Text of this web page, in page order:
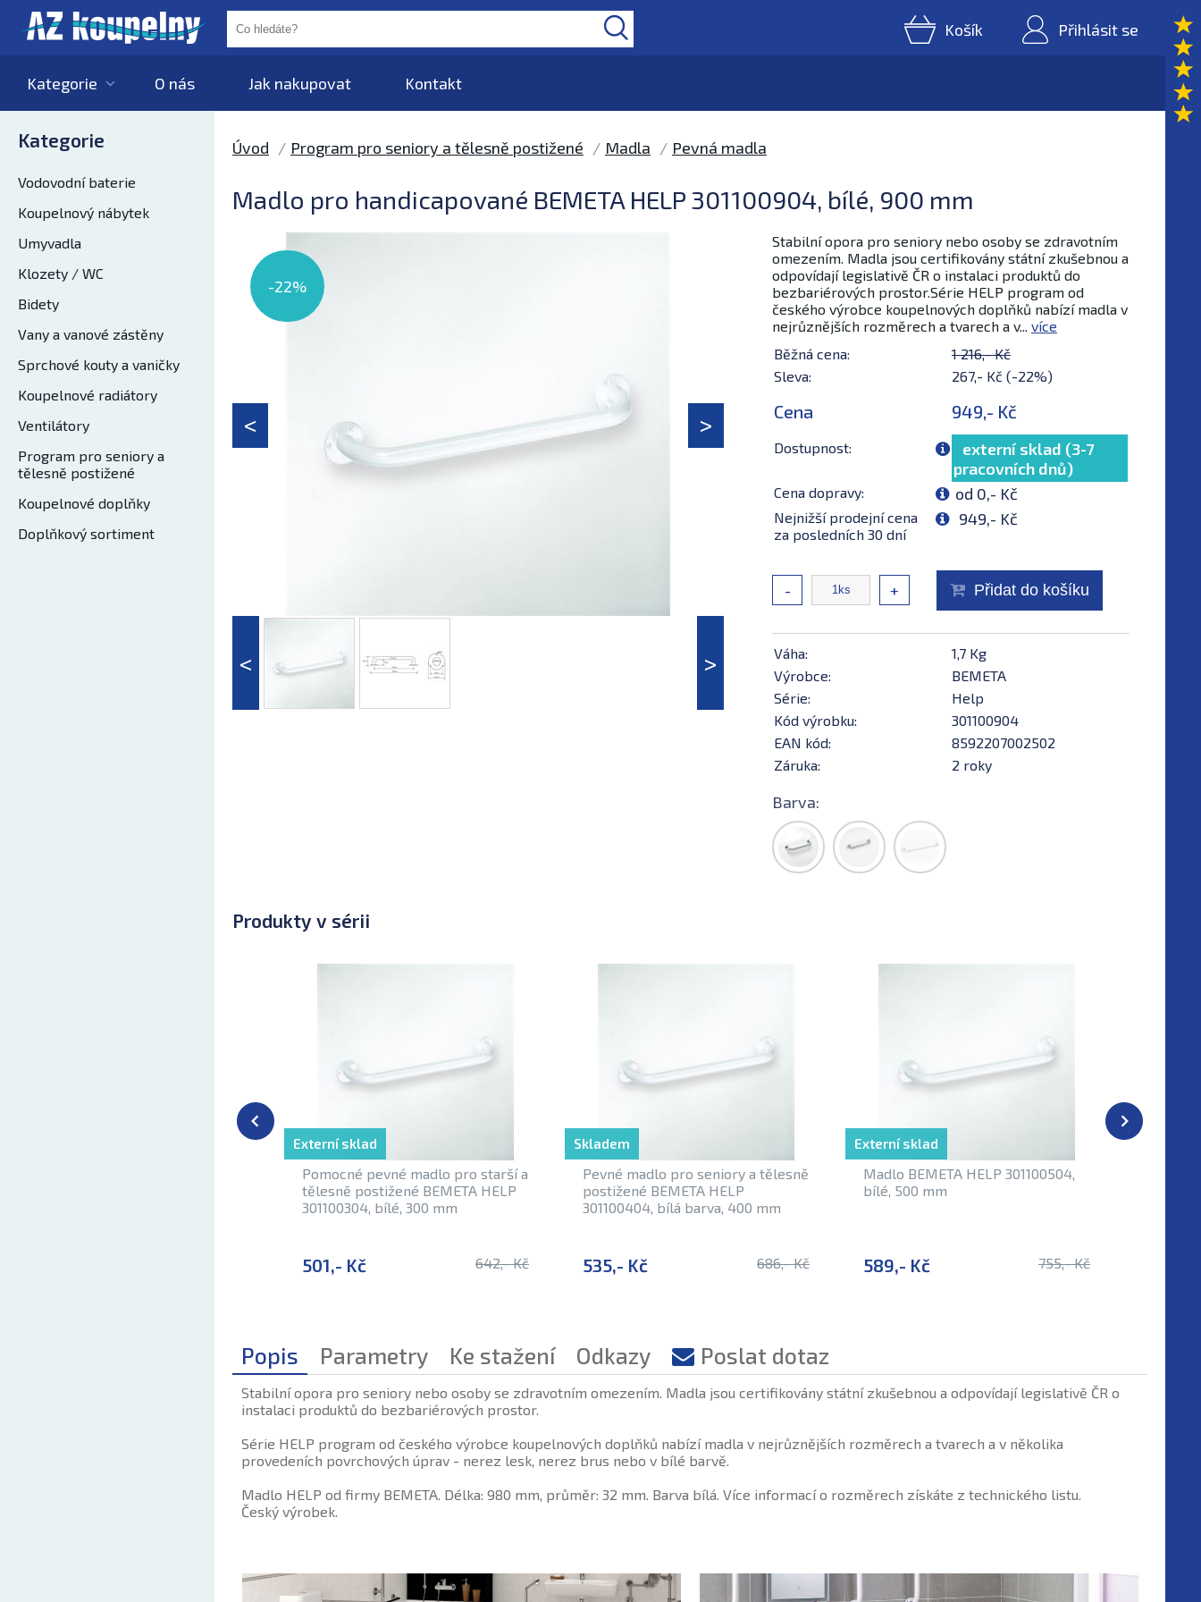
Košík Přihlásit se
Kategorie O nás Jak nakupovat Kontakt
Kategorie
Vodovodní baterie
Koupelnový nábytek
Umyvadla
Klozety / WC
Bidety
Vany a vanové zástěny
Sprchové kouty a vaničky
Koupelnové radiátory
Ventilátory
Program pro seniory a
tělesně postižené
Koupelnové doplňky
Doplňkový sortiment
Úvod Program pro seniory a tělesně postižené Madla Pevná madla
Madlo pro handicapované BEMETA HELP 301100904, bílé, 900 mm
-22%
Stabilní opora pro seniory nebo osoby se zdravotním
omezením. Madla jsou certifikovány státní zkušebnou a
odpovídají legislativě ČR o instalaci produktů do
bezbariérových prostor.Série HELP program od
českého výrobce koupelnových doplňků nabízí madla v
nejrůznějších rozměrech a tvarech a v... více
Běžná cena:
1 216,- Kč
Sleva:
267,- Kč (-22%)
Cena 949,- Kč
Dostupnost:
externí sklad (3-7
pracovních dnů)
Cena dopravy: od 0,- Kč
Nejnižší prodejní cena
za posledních 30 dní
949,- Kč
- + Přidat do košíku
Váha:
1,7 Kg
Výrobce:
BEMETA
Série:
Help
Kód výrobku:
301100904
EAN kód:
8592207002502
Záruka:
2 roky
Barva:
Produkty v sérii
Pomocné pevné madlo pro starší a
tělesně postižené BEMETA HELP
301100304, bílé, 300 mm
501,- Kč 642,- Kč
Externí sklad
Pevné madlo pro seniory a tělesně
postižené BEMETA HELP
301100404, bílá barva, 400 mm
535,- Kč 686,- Kč
Skladem
Madlo BEMETA HELP 301100504,
bílé, 500 mm
589,- Kč 755,- Kč
Externí sklad
Popis Parametry Ke stažení Odkazy Poslat dotaz
Stabilní opora pro seniory nebo osoby se zdravotním omezením. Madla jsou certifikovány státní zkušebnou a odpovídají legislativě ČR o
instalaci produktů do bezbariérových prostor.
Série HELP program od českého výrobce koupelnových doplňků nabízí madla v nejrůznějších rozměrech a tvarech a v několika
provedeních povrchových úprav - nerez lesk, nerez brus nebo v bílé barvě.
Madlo HELP od firmy BEMETA. Délka: 980 mm, průměr: 32 mm. Barva bílá. Více informací o rozměrech získáte z technického listu.
Český výrobek.